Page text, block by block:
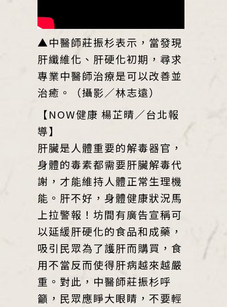
▲中醫師莊振杉表示，當發現
肝纖維化、肝硬化初期，尋求
專業中醫師治療是可以改善並
治癒。（攝影／林志遠）
【NOW健康 楊芷晴／台北報
導】
肝臟是人體重要的解毒器官，
身體的毒素都需要肝臟解毒代
謝，才能維持人體正常生理機
能。肝不好，身體健康狀況馬
上拉警報！坊間有廣告宣稱可
以延緩肝硬化的食品和成藥，
吸引民眾為了護肝而購買，食
用不當反而使得肝病越來越嚴
重。對此，中醫師莊振杉呼
籲，民眾應睜大眼睛，不要輕